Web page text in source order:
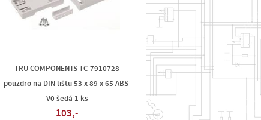
TRU COMPONENTS TC-7910728
pouzdro na DIN lištu 53 x 89 x 65 ABS-
V0 šedá 1 ks
103,-